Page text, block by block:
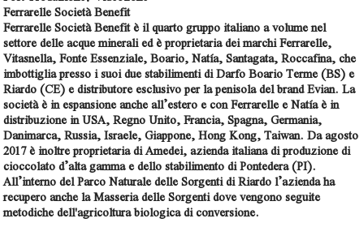
Ferrarelle Società Benefit
Ferrarelle Società Benefit è il quarto gruppo italiano a volume nel
settore delle acque minerali ed è proprietaria dei marchi Ferrarelle,
Vitasnella, Fonte Essenziale, Boario, Natía, Santagata, Roccafina, che
imbottiglia presso i suoi due stabilimenti di Darfo Boario Terme (BS) e
Riardo (CE) e distributore esclusivo per la penisola del brand Evian. La
società è in espansione anche all’estero e con Ferrarelle e Natía è in
distribuzione in USA, Regno Unito, Francia, Spagna, Germania,
Danimarca, Russia, Israele, Giappone, Hong Kong, Taiwan. Da agosto
2017 è inoltre proprietaria di Amedei, azienda italiana di produzione di
cioccolato d’alta gamma e dello stabilimento di Pontedera (PI).
All’interno del Parco Naturale delle Sorgenti di Riardo l’azienda ha
recupero anche la Masseria delle Sorgenti dove vengono seguite
metodiche dell'agricoltura biologica di conversione.